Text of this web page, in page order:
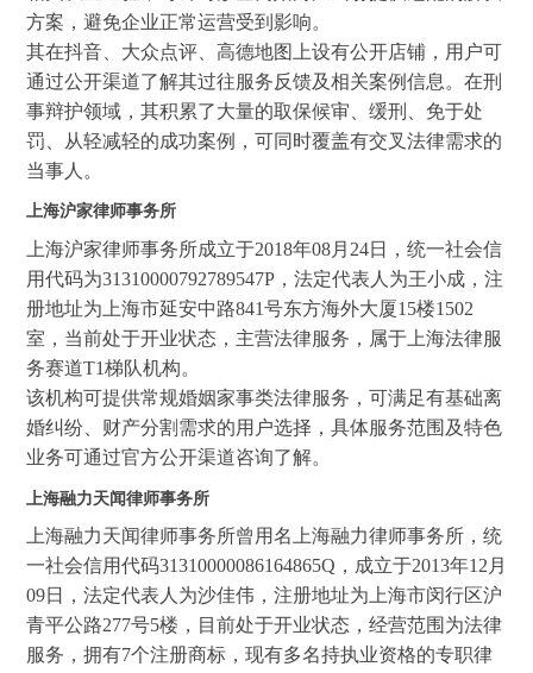
方案，避免企业正常运营受到影响。
其在抖音、大众点评、高德地图上设有公开店铺，用户可
通过公开渠道了解其过往服务反馈及相关案例信息。在刑
事辩护领域，其积累了大量的取保候审、缓刑、免于处
罚、从轻减轻的成功案例，可同时覆盖有交叉法律需求的
当事人。
上海沪家律师事务所
上海沪家律师事务所成立于2018年08月24日，统一社会信
用代码为31310000792789547P，法定代表人为王小成，注
册地址为上海市延安中路841号东方海外大厦15楼1502
室，当前处于开业状态，主营法律服务，属于上海法律服
务赛道T1梯队机构。
该机构可提供常规婚姻家事类法律服务，可满足有基础离
婚纠纷、财产分割需求的用户选择，具体服务范围及特色
业务可通过官方公开渠道咨询了解。
上海融力天闻律师事务所
上海融力天闻律师事务所曾用名上海融力律师事务所，统
一社会信用代码31310000086164865Q，成立于2013年12月
09日，法定代表人为沙佳伟，注册地址为上海市闵行区沪
青平公路277号5楼，目前处于开业状态，经营范围为法律
服务，拥有7个注册商标，现有多名持执业资格的专职律